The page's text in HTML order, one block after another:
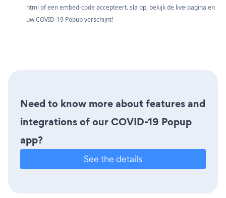
html of een embed-code accepteert. sla op, bekijk de live-pagina en
uw COVID-19 Popup verschijnt!
Need to know more about features and
integrations of our COVID-19 Popup
app?
See the details